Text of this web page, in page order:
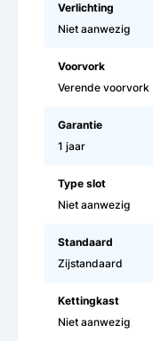
Verlichting
Niet aanwezig
Voorvork
Verende voorvork
Garantie
1 jaar
Type slot
Niet aanwezig
Standaard
Zijstandaard
Kettingkast
Niet aanwezig